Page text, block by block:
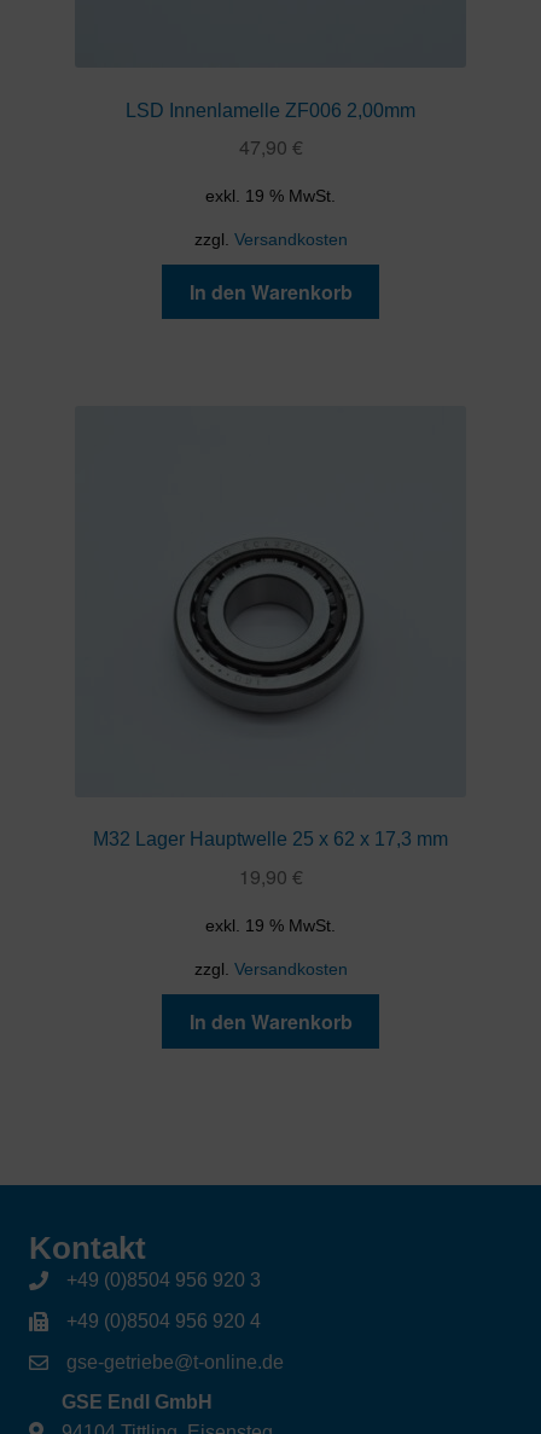
LSD Innenlamelle ZF006 2,00mm
47,90 €
exkl. 19 % MwSt.
zzgl. Versandkosten
In den Warenkorb
M32 Lager Hauptwelle 25 x 62 x 17,3 mm
19,90 €
exkl. 19 % MwSt.
zzgl. Versandkosten
In den Warenkorb
Kontakt
+49 (0)8504 956 920 3
+49 (0)8504 956 920 4
gse-getriebe@t-online.de
GSE Endl GmbH